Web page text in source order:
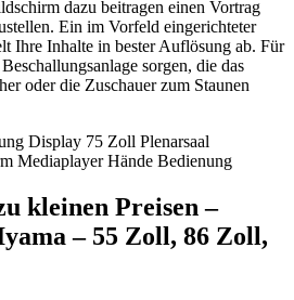
dazu beitragen einen Vortrag
Ein im Vorfeld eingerichteter
Ihre Inhalte in bester Auflösung ab. Für
sorgen, die das
oder die Zuschauer zum Staunen
kleinen Preisen –
– 55 Zoll, 86 Zoll,